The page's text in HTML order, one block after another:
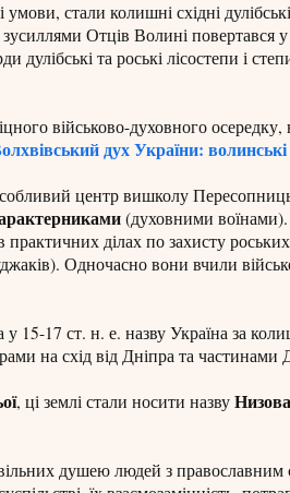
стали колишні східні дулібські
Отців Волині повертався у
дулібські та роські лісостепи і
військово-духовного осередку,
дух України: волинські
центр вишколу
(духовними
ділах по захисту
Одночасно вони вчили
15-17 ст. н. е. назву Україна за
на схід від Дніпра та частинами
, ці землі стали носити назву
душею людей з православним